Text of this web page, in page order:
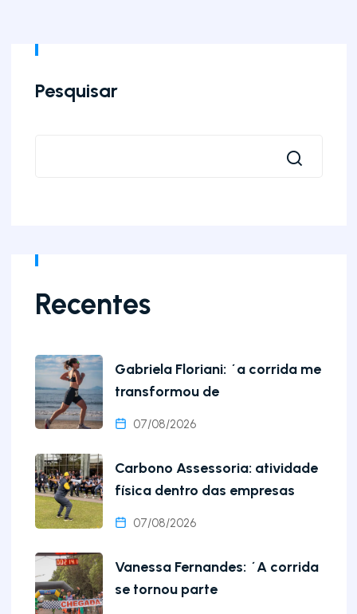
Pesquisar
Recentes
Gabriela Floriani: ´a corrida me
transformou de
07/08/2026
Carbono Assessoria: atividade
física dentro das empresas
07/08/2026
Vanessa Fernandes: ´A corrida
se tornou parte